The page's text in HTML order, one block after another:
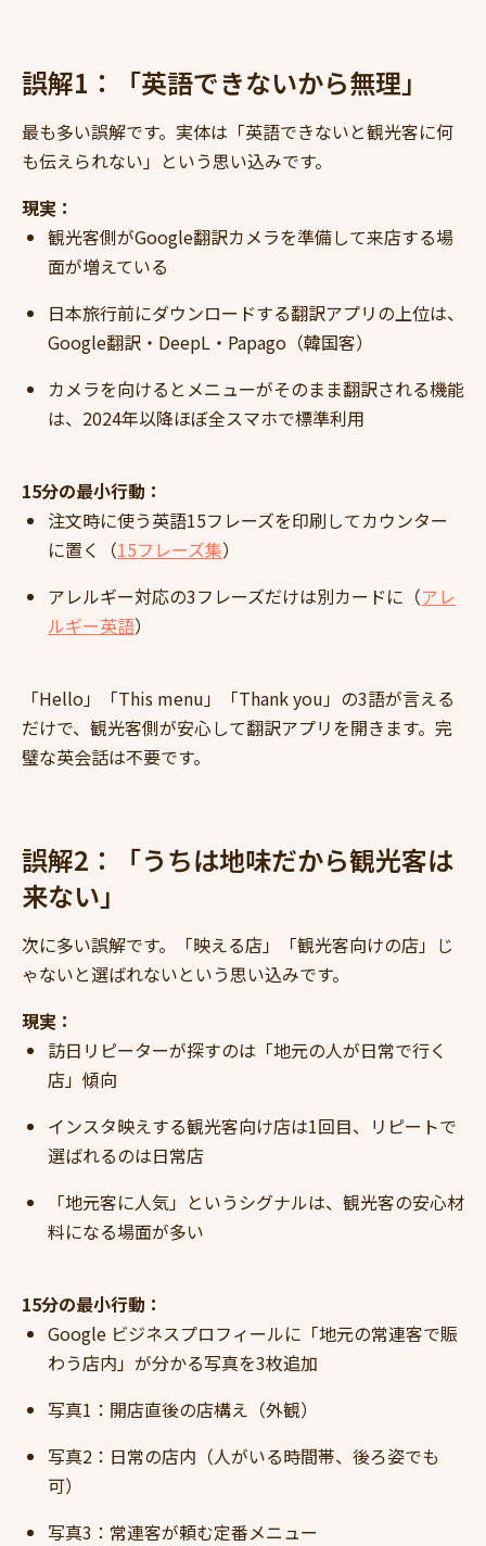
誤解1：「英語できないから無理」
最も多い誤解です。実体は「英語できないと観光客に何
も伝えられない」という思い込みです。
現実：
観光客側がGoogle翻訳カメラを準備して来店する場
面が増えている
日本旅行前にダウンロードする翻訳アプリの上位は、
Google翻訳・DeepL・Papago（韓国客）
カメラを向けるとメニューがそのまま翻訳される機能
は、2024年以降ほぼ全スマホで標準利用
15分の最小行動：
注文時に使う英語15フレーズを印刷してカウンター
に置く（15フレーズ集）
アレルギー対応の3フレーズだけは別カードに（アレ
ルギー英語）
「Hello」「This menu」「Thank you」の3語が言える
だけで、観光客側が安心して翻訳アプリを開きます。完
璧な英会話は不要です。
誤解2：「うちは地味だから観光客は
来ない」
次に多い誤解です。「映える店」「観光客向けの店」じ
ゃないと選ばれないという思い込みです。
現実：
訪日リピーターが探すのは「地元の人が日常で行く
店」傾向
インスタ映えする観光客向け店は1回目、リピートで
選ばれるのは日常店
「地元客に人気」というシグナルは、観光客の安心材
料になる場面が多い
15分の最小行動：
Google ビジネスプロフィールに「地元の常連客で賑
わう店内」が分かる写真を3枚追加
写真1：開店直後の店構え（外観）
写真2：日常の店内（人がいる時間帯、後ろ姿でも
可）
写真3：常連客が頼む定番メニュー